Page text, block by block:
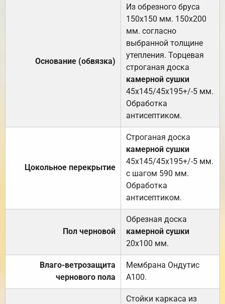
Основание (обвязка)
Из обрезного бруса
150х150 мм. 150х200
мм. согласно
выбранной толщине
утепления. Торцевая
строганая доска
камерной сушки
45х145/45х195+/-5 мм.
Обработка
антисептиком.
Цокольное перекрытие
Строганая доска
камерной сушки
45х145/45х195+/-5 мм.
с шагом 590 мм.
Обработка
антисептиком.
Пол черновой
Обрезная доска
камерной сушки
20х100 мм.
Влаго-ветрозащита
чернового пола
Мембрана Ондутис
А100.
Стойки каркаса из